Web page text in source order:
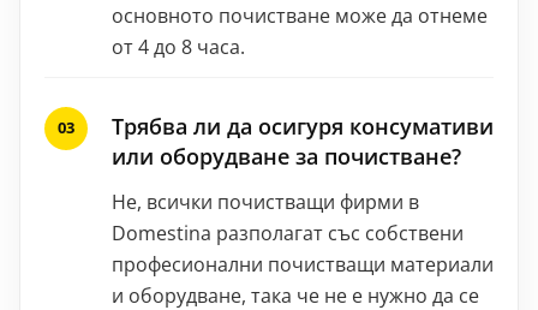
основното почистване може да отнеме
от 4 до 8 часа.
Трябва ли да осигуря консумативи
или оборудване за почистване?
Не, всички почистващи фирми в
Domestina разполагат със собствени
професионални почистващи материали
и оборудване, така че не е нужно да се